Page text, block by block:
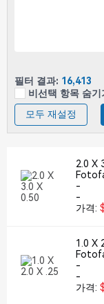
필터 결과: 16,413
비선택 항목 숨기
모두 재설정
2.0 X
-
-
가격:
1.0 X
-
-
가격: